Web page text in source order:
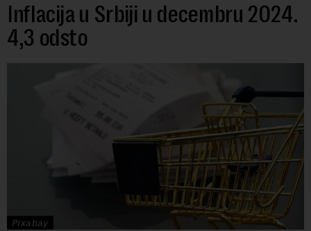
Inflacija u Srbiji u decembru 2024.
4,3 odsto
Pixabay